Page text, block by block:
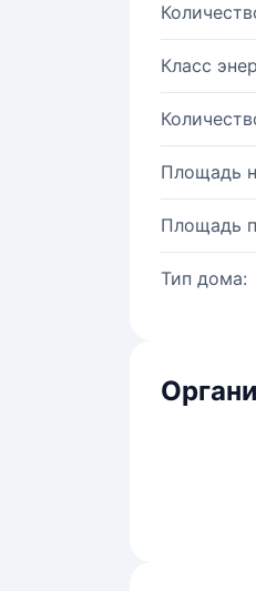
Класс
Площадь
Площадь
Тип дома: